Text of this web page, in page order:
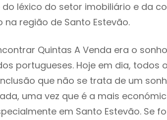
léxico do setor imobiliário e da
região de Santo Estevão.
Quintas A Venda era o
portugueses. Hoje em dia, todos
que não se trata de um
uma vez que é a mais
em Santo Estevão. Se